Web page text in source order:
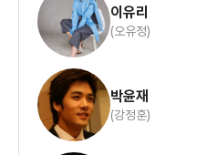
이유리
(오유정)
박윤재
(강정훈)